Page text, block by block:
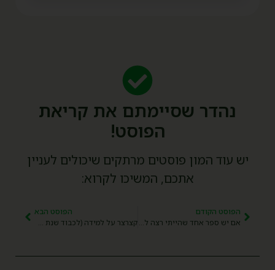
נהדר שסיימתם את קריאת
הפוסט!
יש עוד המון פוסטים מרתקים שיכולים לעניין
אתכם, המשיכו לקרוא:
הפוסט הקודם
אם יש ספר אחד שהייתי רצה לקנות לפני הסגר, זה הספר הזה!
הפוסט הבא
קצרצר על למידה (לכבוד שנת הלימודים, כמובן!)